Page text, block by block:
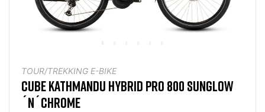
TOUR/TREKKING E-BIKE
CUBE KATHMANDU HYBRID PRO 800 SUNGLOW
´N´CHROME